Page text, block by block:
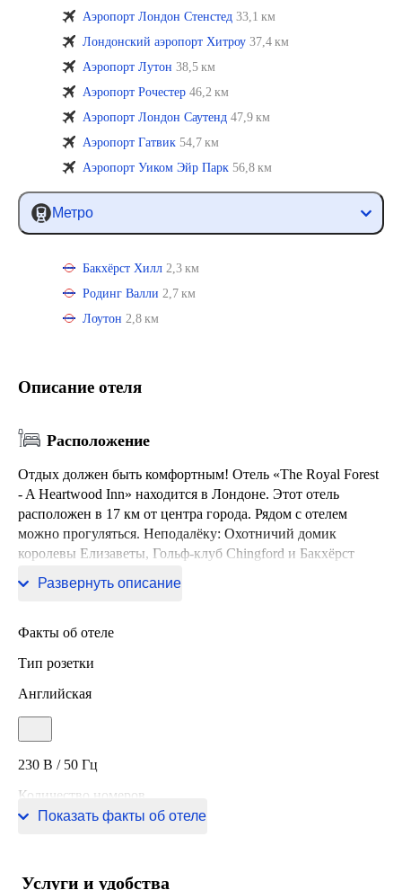
Аэропорт Лондон Стенстед 33,1 км
Лондонский аэропорт Хитроу 37,4 км
Аэропорт Лутон 38,5 км
Аэропорт Рочестер 46,2 км
Аэропорт Лондон Саутенд 47,9 км
Аэропорт Гатвик 54,7 км
Аэропорт Уиком Эйр Парк 56,8 км
Метро
Бакхёрст Хилл 2,3 км
Родинг Валли 2,7 км
Лоутон 2,8 км
Описание отеля
Расположение
Отдых должен быть комфортным! Отель «The Royal Forest
- A Heartwood Inn» находится в Лондоне. Этот отель
расположен в 17 км от центра города. Рядом с отелем
можно прогуляться. Неподалёку: Охотничий домик
королевы Елизаветы, Гольф-клуб Chingford и Бакхёрст
Развернуть описание
Факты об отеле
Тип розетки
Английская
230 В / 50 Гц
Количество номеров
29 номеров
Показать факты об отеле
Услуги и удобства